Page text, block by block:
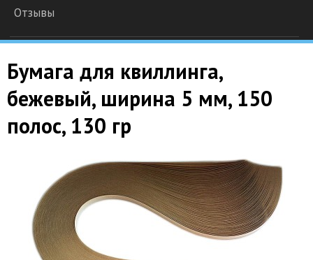
Отзывы
Бумага для квиллинга,
бежевый, ширина 5 мм, 150
полос, 130 гр